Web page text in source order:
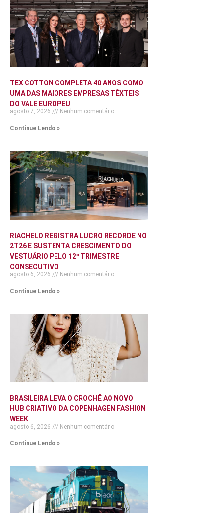
TEX COTTON COMPLETA 40 ANOS COMO
UMA DAS MAIORES EMPRESAS TÊXTEIS
DO VALE EUROPEU
agosto 7, 2026 Nenhum comentário
Continue Lendo »
RIACHELO REGISTRA LUCRO RECORDE NO
2T26 E SUSTENTA CRESCIMENTO DO
VESTUÁRIO PELO 12º TRIMESTRE
CONSECUTIVO
agosto 6, 2026 Nenhum comentário
Continue Lendo »
BRASILEIRA LEVA O CROCHÊ AO NOVO
HUB CRIATIVO DA COPENHAGEN FASHION
WEEK
agosto 6, 2026 Nenhum comentário
Continue Lendo »